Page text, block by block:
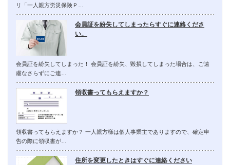
リ「一人親方労災保険Ｐ…
会員証を紛失してしまったらすぐに連絡くださ
い。
会員証を紛失してしまった！ 会員証を紛失、毀損してしまった場合は、ご遠
慮なさらずにご連…
領収書ってもらえますか？
領収書ってもらえますか？ 一人親方様は個人事業主でありますので、確定申
告の際に領収書が…
住所を変更したときはすぐに連絡ください